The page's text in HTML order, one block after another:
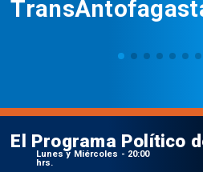
El Programa Político
Lunes y Miércoles - 20:00
hrs.